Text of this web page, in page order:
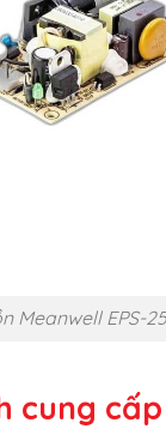
Meanwell EPS-
cung cấp